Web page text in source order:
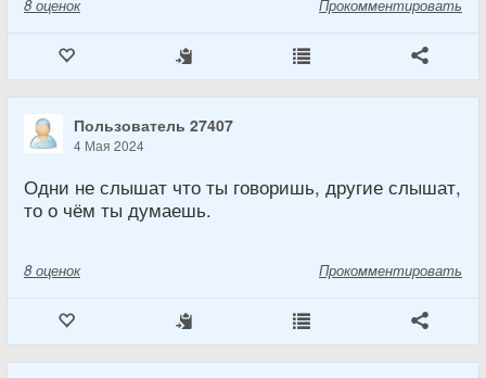
8 оценок Прокомментировать
Пользователь 27407
4 Мая 2024
Одни не слышат что ты говоришь, другие слышат,
то о чём ты думаешь.
8 оценок Прокомментировать